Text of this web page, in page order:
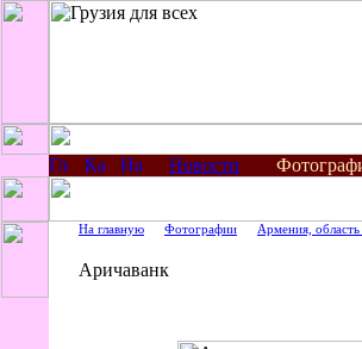
Новости
На главную Фотографии Армения,
Аричаванк